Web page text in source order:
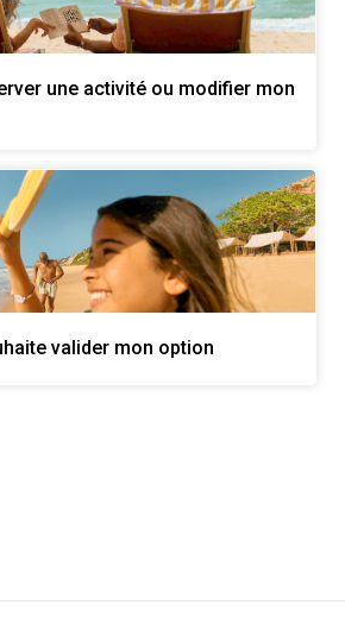
une activité ou modifier mon
valider mon option